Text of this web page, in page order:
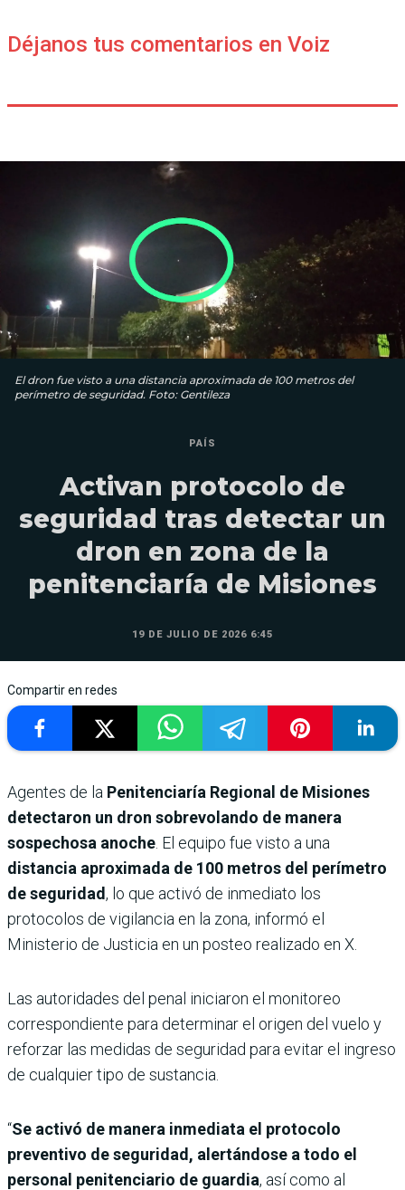
Déjanos tus comentarios en Voiz
El dron fue visto a una distancia aproximada de 100 metros del
perímetro de seguridad. Foto: Gentileza
PAÍS
Activan protocolo de
seguridad tras detectar un
dron en zona de la
penitenciaría de Misiones
19 DE JULIO DE 2026 6:45
Compartir en redes
Agentes de la Penitenciaría Regional de Misiones
detectaron un dron sobrevolando de manera
sospechosa anoche . El equipo fue visto a una
distancia aproximada de 100 metros del perímetro
de seguridad, lo que activó de inmediato los
protocolos de vigilancia en la zona, informó el
Ministerio de Justicia en un posteo realizado en X.
Las autoridades del penal iniciaron el monitoreo
correspondiente para determinar el origen del vuelo y
reforzar las medidas de seguridad para evitar el ingreso
de cualquier tipo de sustancia.
“Se activó de manera inmediata el protocolo
preventivo de seguridad, alertándose a todo el
personal penitenciario de guardia, así como al